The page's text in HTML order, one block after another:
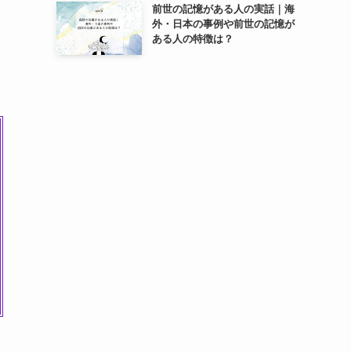
前世の記憶がある人の実話｜海
外・日本の事例や前世の記憶が
ある人の特徴は？